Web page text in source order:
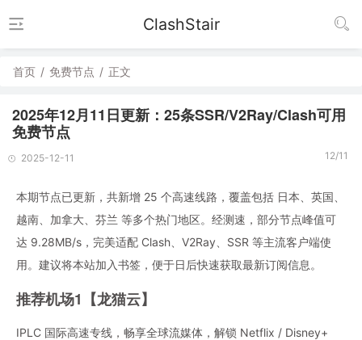
ClashStair
首页 / 免费节点 / 正文
2025年12月11日更新：25条SSR/V2Ray/Clash可用
免费节点
2025-12-11 12/11
本期节点已更新，共新增 25 个高速线路，覆盖包括 日本、英国、
越南、加拿大、芬兰 等多个热门地区。经测速，部分节点峰值可
达 9.28MB/s，完美适配 Clash、V2Ray、SSR 等主流客户端使
用。建议将本站加入书签，便于日后快速获取最新订阅信息。
推荐机场1【龙猫云】
IPLC 国际高速专线，畅享全球流媒体，解锁 Netflix / Disney+